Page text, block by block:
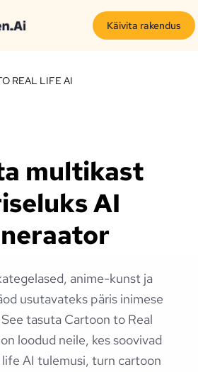
Käivita rakendus
REAL LIFE AI
multikast
AI
anime-kunst ja
usutavateks päris inimese
tasuta Cartoon to Real
loodud neile, kes soovivad
AI tulemusi, turn cartoon